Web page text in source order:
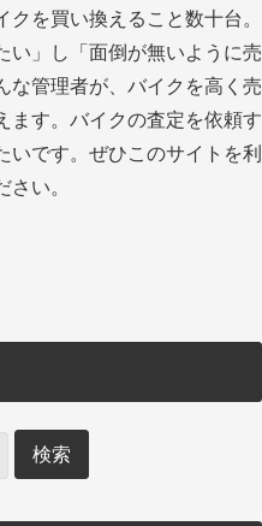
を買い換えること数十台。
い」し「面倒が無いように売
な管理者が、バイクを高く売
ます。バイクの査定を依頼す
いです。ぜひこのサイトを利
い。